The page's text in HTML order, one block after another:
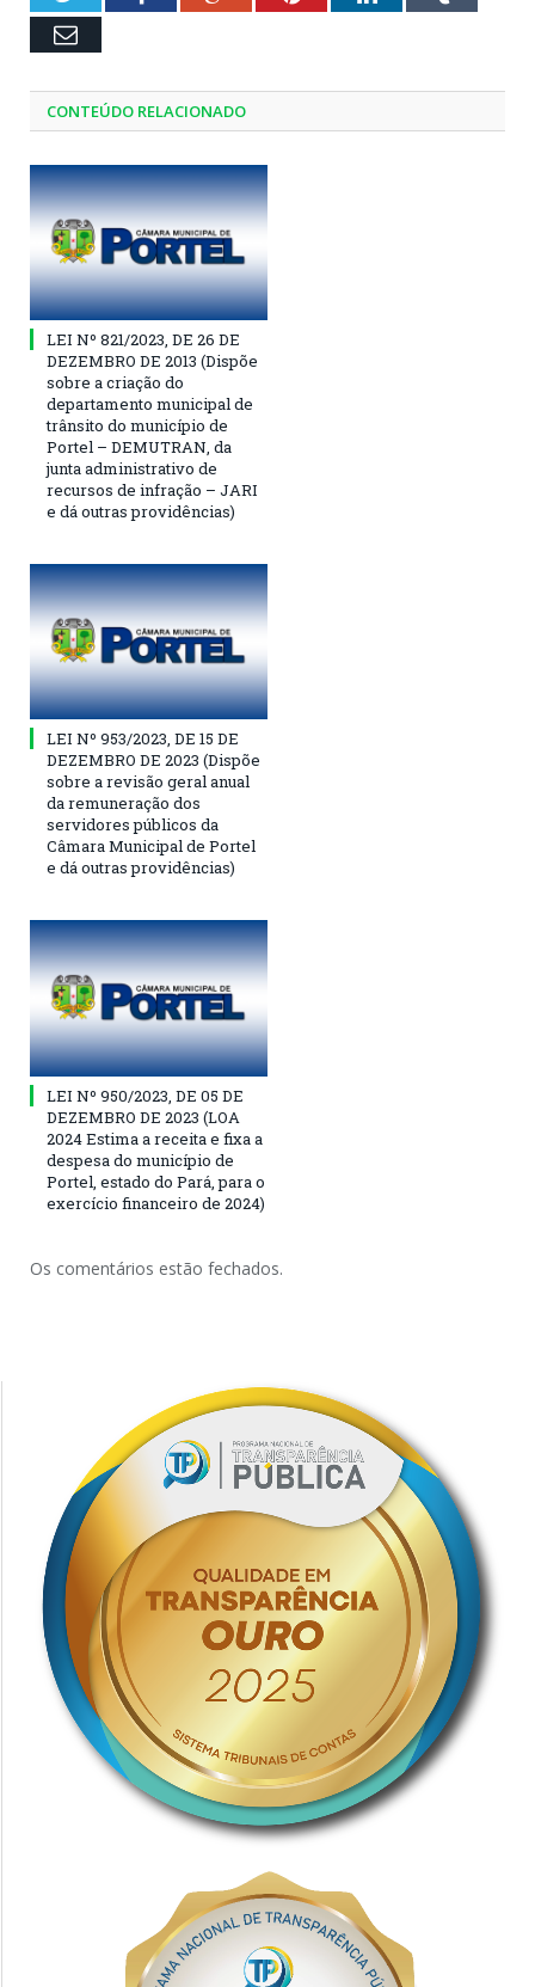
Email
CONTEÚDO RELACIONADO
LEI Nº 821/2023, DE 26 DE
DEZEMBRO DE 2013 (Dispõe
sobre a criação do
departamento municipal de
trânsito do município de
Portel – DEMUTRAN, da
junta administrativo de
recursos de infração – JARI
e dá outras providências)
LEI Nº 953/2023, DE 15 DE
DEZEMBRO DE 2023 (Dispõe
sobre a revisão geral anual
da remuneração dos
servidores públicos da
Câmara Municipal de Portel
e dá outras providências)
LEI Nº 950/2023, DE 05 DE
DEZEMBRO DE 2023 (LOA
2024 Estima a receita e fixa a
despesa do município de
Portel, estado do Pará, para o
exercício financeiro de 2024)
Os comentários estão fechados.